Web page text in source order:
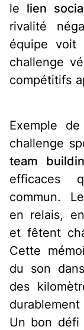
le lien
rivalité
équipe voit
challenge
compétitifs
Exemple
challenge
team
efficaces
commun.
en relais,
et fêtent
Cette
du son
des
Un bon défi